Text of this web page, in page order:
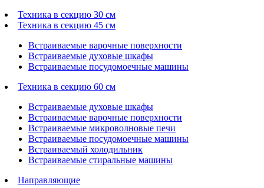
Техника в секцию 30 см
Техника в секцию 45 см
Встраиваемые варочные поверхности
Встраиваемые духовые шкафы
Встраиваемые посудомоечные машины
Техника в секцию 60 см
Встраиваемые духовые шкафы
Встраиваемые варочные поверхности
Встраиваемые микроволновые печи
Встраиваемые посудомоечные машины
Встраиваемый холодильник
Встраиваемые стиральные машины
Направляющие